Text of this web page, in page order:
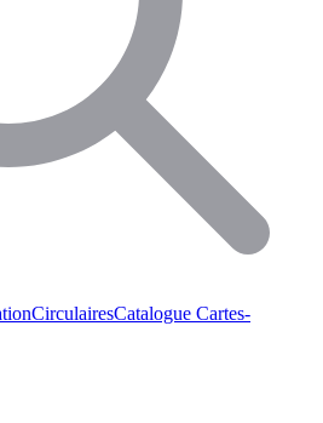
CirculairesCatalogue Cartes-